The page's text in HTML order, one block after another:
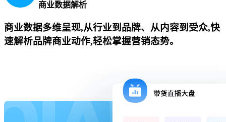
商业数据解析
商业数据多维呈现,从行业到品牌、从内容到受众,快
速解析品牌商业动作,轻松掌握营销态势。